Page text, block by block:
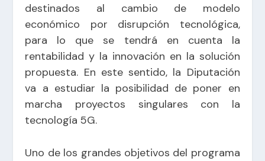
destinados al cambio de modelo
económico por disrupción tecnológica,
para lo que se tendrá en cuenta la
rentabilidad y la innovación en la solución
propuesta. En este sentido, la Diputación
va a estudiar la posibilidad de poner en
marcha proyectos singulares con la
tecnología 5G.
Uno de los grandes objetivos del programa